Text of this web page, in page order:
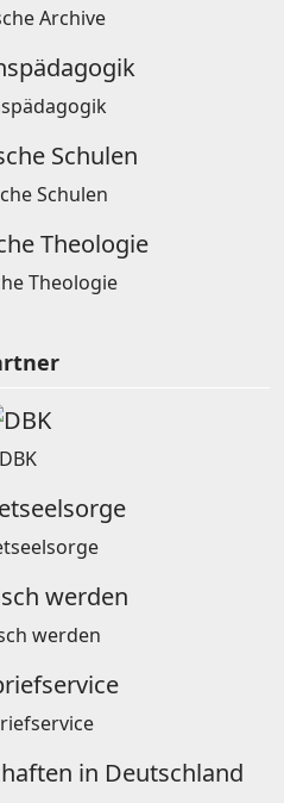
Archive
Schulen
Theologie
DBK
werden